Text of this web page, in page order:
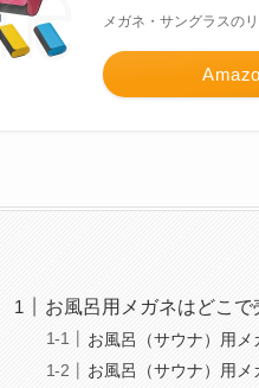
メガネ・サングラスの
お風呂用メガネはどこ
お風呂（サウナ）用メ
お風呂（サウナ）用メ